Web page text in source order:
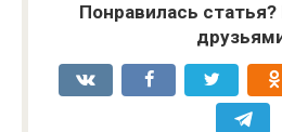
Понравилась